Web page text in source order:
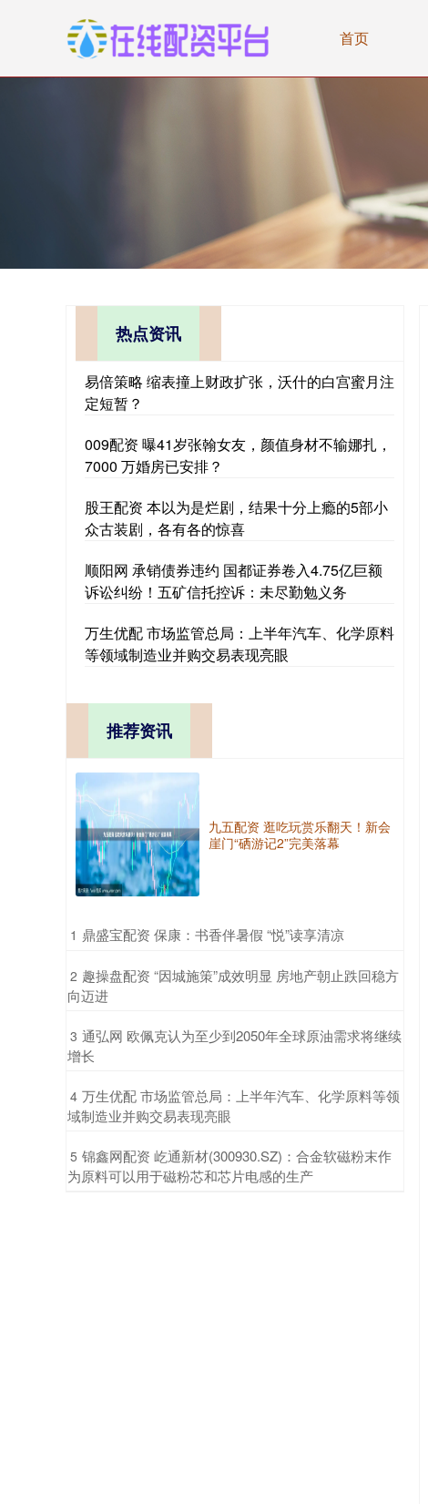
首页
热点资讯
易倍策略 缩表撞上财政扩张，沃什的白宫蜜月注
定短暂？
009配资 曝41岁张翰女友，颜值身材不输娜扎，
7000 万婚房已安排？
股王配资 本以为是烂剧，结果十分上瘾的5部小
众古装剧，各有各的惊喜
顺阳网 承销债券违约 国都证券卷入4.75亿巨额
诉讼纠纷！五矿信托控诉：未尽勤勉义务
万生优配 市场监管总局：上半年汽车、化学原料
等领域制造业并购交易表现亮眼
推荐资讯
九五配资 逛吃玩赏乐翻天！新会
崖门“硒游记2”完美落幕
1 ​鼎盛宝配资 保康：书香伴暑假 “悦”读享清凉
2 ​趣操盘配资 “因城施策”成效明显 房地产朝止跌回稳方
向迈进
3 ​通弘网 欧佩克认为至少到2050年全球原油需求将继续
增长
4 ​万生优配 市场监管总局：上半年汽车、化学原料等领
域制造业并购交易表现亮眼
5 ​锦鑫网配资 屹通新材(300930.SZ)：合金软磁粉末作
为原料可以用于磁粉芯和芯片电感的生产